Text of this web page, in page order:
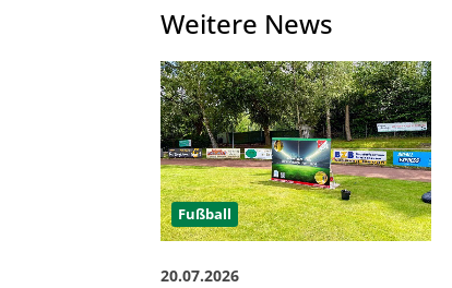
Weitere News
Fußball
20.07.2026